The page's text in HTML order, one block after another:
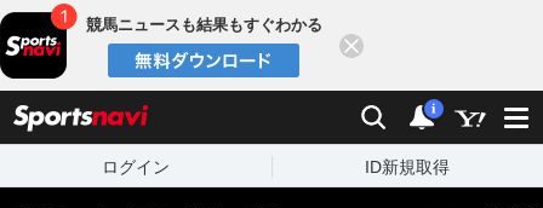
競馬ニュースも結果もすぐわかる
検索 通知
i
ログイン ID新規取得